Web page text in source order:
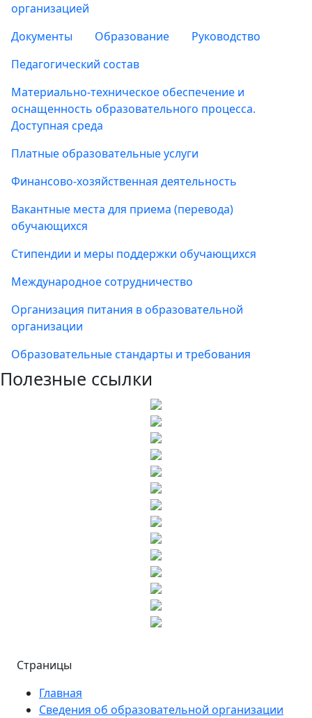
организацией
Документы
Образование
Руководство
Педагогический состав
Материально-техническое обеспечение и
оснащенность образовательного процесса.
Доступная среда
Платные образовательные услуги
Финансово-хозяйственная деятельность
Вакантные места для приема (перевода)
обучающихся
Стипендии и меры поддержки обучающихся
Международное сотрудничество
Организация питания в образовательной
организации
Образовательные стандарты и требования
Полезные ссылки
Страницы
Главная
Сведения об образовательной организации